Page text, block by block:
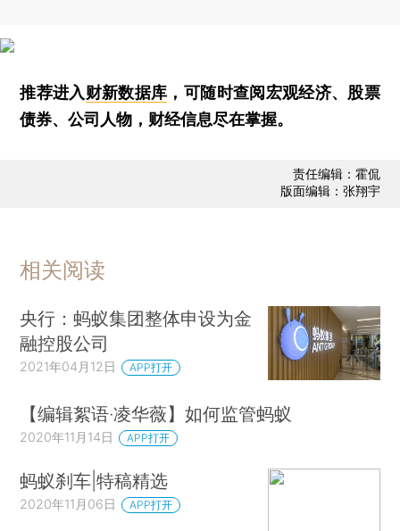
推荐进入财新数据库 ，可随时查阅宏观经济、股票
债券、公司人物，财经信息尽在掌握。
责任编辑：霍侃
版面编辑：张翔宇
相关阅读
央行：蚂蚁集团整体申设为金
融控股公司
2021年04月12日 APP打开
【编辑絮语·凌华薇】如何监管蚂蚁
2020年11月14日 APP打开
蚂蚁刹车|特稿精选
2020年11月06日 APP打开